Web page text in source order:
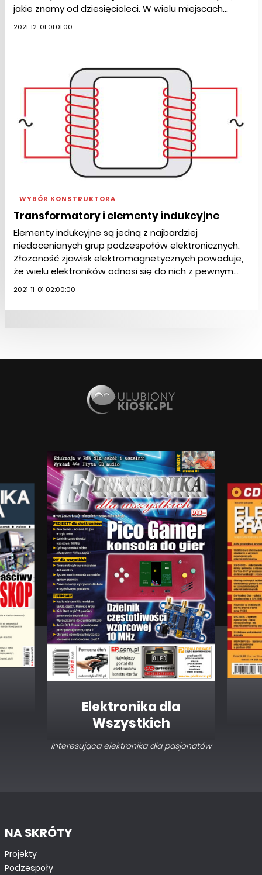
jakie znamy od dziesięcioleci. W wielu miejscach...
2021-12-01 01:01:00
WYBÓR KONSTRUKTORA
Transformatory i elementy indukcyjne
Elementy indukcyjne są jedną z najbardziej
niedocenianych grup podzespołów elektronicznych.
Złożoność zjawisk elektromagnetycznych powoduje,
że wielu elektroników odnosi się do nich z pewnym...
2021-11-01 02:00:00
Elektronika dla
Wszystkich
Interesująca elektronika dla pasjonatów
NA SKRÓTY
Projekty
Podzespoły